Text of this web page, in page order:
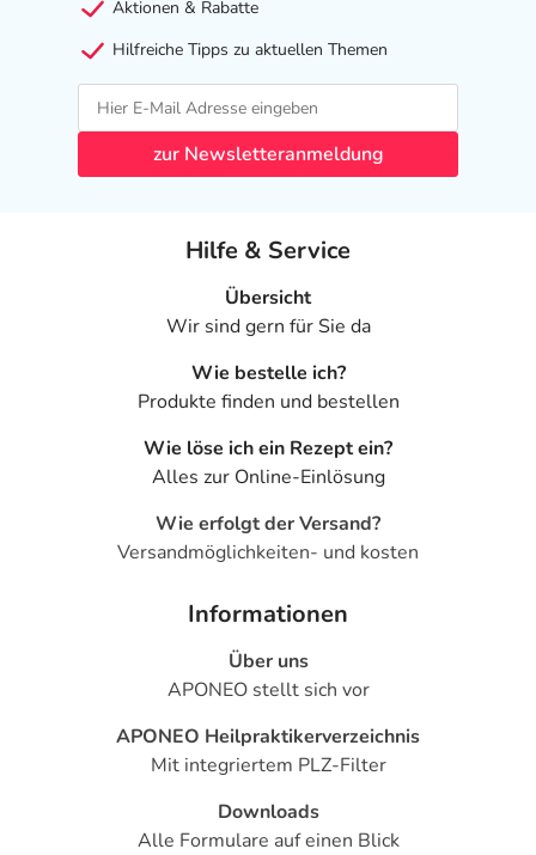
- Kinder und Jugendliche unter 18 Jahren: Das
Arzneimittel darf nicht angewendet werden.
Was ist mit Schwangerschaft und Stillzeit?
- Schwangerschaft: Wenden Sie sich an Ihren Arzt. Es
spielen verschiedene Überlegungen eine Rolle, ob und
- Stillzeit: Von einer Anwendung wird nach derzeitigen
Erkenntnissen abgeraten. Eventuell ist ein Abstillen in
Ist Ihnen das Arzneimittel trotz einer Gegenanzeige
verordnet worden, sprechen Sie mit Ihrem Arzt oder
als das Risiko, das die Anwendung bei einer
Gegenanzeige in sich birgt.
Nebenwirkungen
- Durchfälle
- Bauchschmerzen
Aktionen & Rabatte
Hilfreiche Tipps zu aktuellen Themen
zur Newsletteranmeldung
Hilfe & Service
Übersicht
Wir sind gern für Sie da
Wie bestelle ich?
Produkte finden und bestellen
Wie löse ich ein Rezept ein?
Alles zur Online-Einlösung
Wie erfolgt der Versand?
Versandmöglichkeiten- und kosten
Informationen
Über uns
APONEO stellt sich vor
APONEO Heilpraktikerverzeichnis
Mit integriertem PLZ-Filter
Downloads
Alle Formulare auf einen Blick